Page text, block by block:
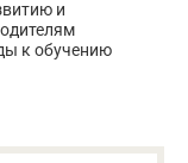
и
к обучению